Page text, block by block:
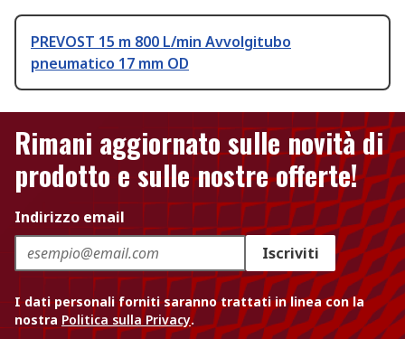
PREVOST 15 m 800 L/min Avvolgitubo
pneumatico 17 mm OD
Rimani aggiornato sulle novità di
prodotto e sulle nostre offerte!
Indirizzo email
Iscriviti
I dati personali forniti saranno trattati in linea con la
nostra Politica sulla Privacy.